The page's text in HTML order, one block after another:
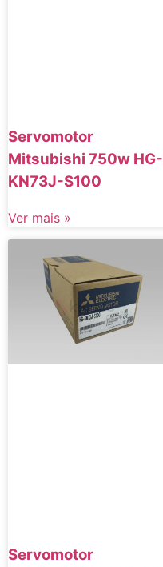
Servomotor
Mitsubishi 750w HG-
KN73J-S100
Ver mais »
Servomotor